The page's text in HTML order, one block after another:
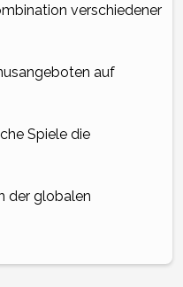
verschiedener
auf
Spiele die
der globalen